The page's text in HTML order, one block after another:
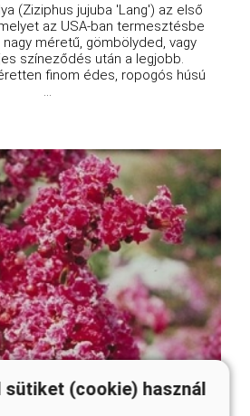
(Ziziphus jujuba 'Lang') az első
az USA-ban termesztésbe
méretű, gömbölyded, vagy
színeződés után a legjobb.
finom édes, ropogós húsú
...
sütiket (cookie) használ